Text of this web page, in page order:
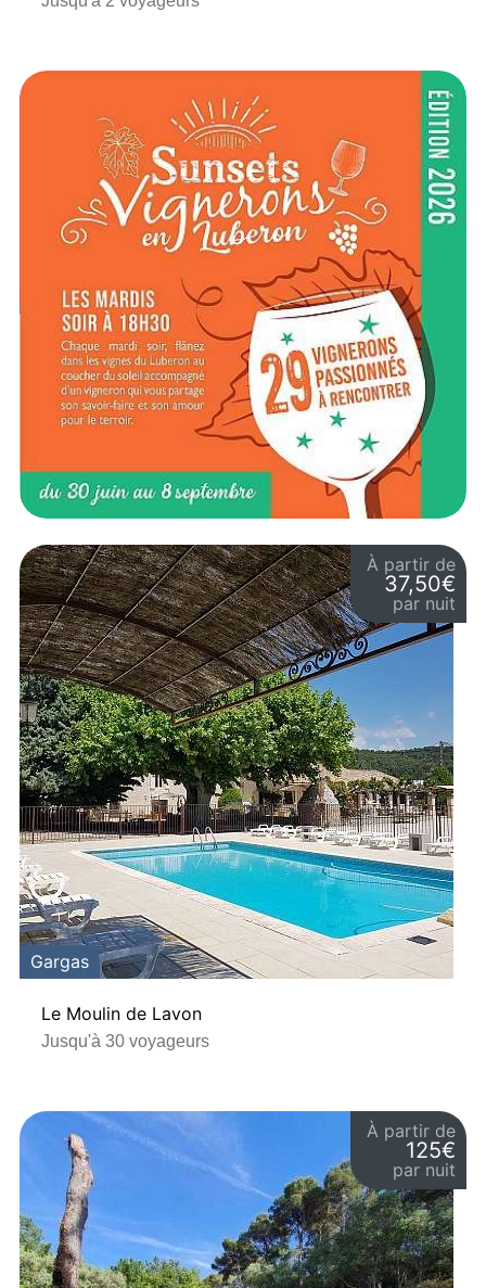
À partir de
37,50€
par nuit
Gargas
Le Moulin de Lavon
Jusqu'à 30 voyageurs
À partir de
125€
par nuit